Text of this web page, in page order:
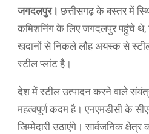
जगदलपुर। छत्तीसगढ़ के बस्तर में
कमिशनिंग के लिए जगदलपुर पहुंचे थे,
खदानों से निकले लौह अयस्क से स्टील
स्टील प्लांट है।
देश में स्टील उत्पादन करने वाले
महत्वपूर्ण कदम है। एनएमडीसी के
जिम्मेदारी उठाएंगे। सार्वजनिक